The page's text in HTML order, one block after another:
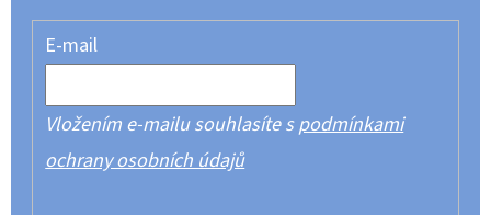
E-mail
Vložením e-mailu souhlasíte spodmínkami
ochrany osobních údajů